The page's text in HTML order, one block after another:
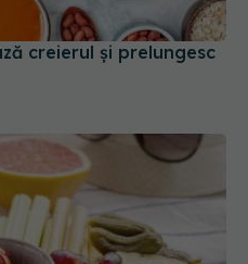
creierul și prelungesc